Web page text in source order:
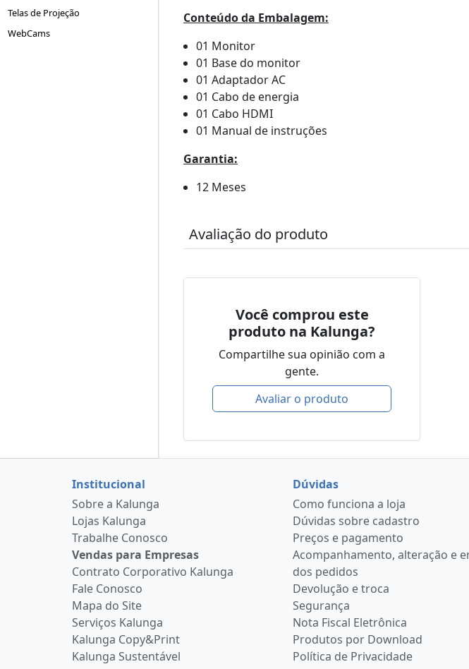
Telas de Projeção
WebCams
Conteúdo da Embalagem:
01 Monitor
01 Base do monitor
01 Adaptador AC
01 Cabo de energia
01 Cabo HDMI
01 Manual de instruções
Garantia:
12 Meses
Avaliação do produto
Você comprou este
produto na Kalunga?
Compartilhe sua opinião com a
gente.
Avaliar o produto
Institucional
Sobre a Kalunga
Lojas Kalunga
Trabalhe Conosco
Vendas para Empresas
Contrato Corporativo Kalunga
Fale Conosco
Mapa do Site
Serviços Kalunga
Kalunga Copy&Print
Kalunga Sustentável
Dúvidas
Como funciona a loja
Dúvidas sobre cadastro
Preços e pagamento
Acompanhamento, alteração e
dos pedidos
Devolução e troca
Segurança
Nota Fiscal Eletrônica
Produtos por Download
Política de Privacidade